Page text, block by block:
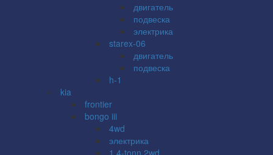
двигатель
подвеска
электрика
starex-06
двигатель
подвеска
h-1
kia
frontier
bongo iii
4wd
электрика
1.4-tonn 2wd